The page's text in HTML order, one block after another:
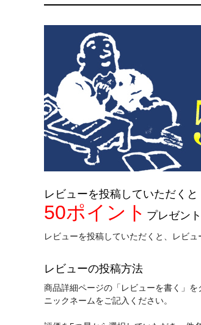
レビューを投稿していただくと
50ポイント プレゼント
レビューを投稿していただくと、レビ
レビューの投稿方法
商品詳細ページの「レビューを書く」を
ニックネームをご記入ください。